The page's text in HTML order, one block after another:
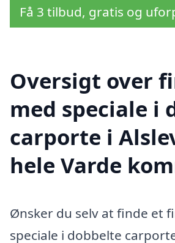
Få 3 tilbud, gratis og
Oversigt over
med speciale i
carporte i
hele Varde
Ønsker du selv at finde et
speciale i dobbelte